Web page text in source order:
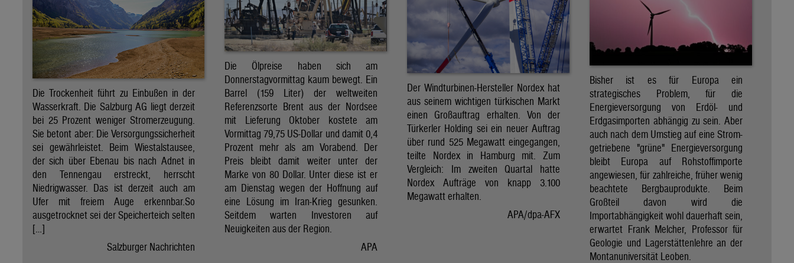
Die Trockenheit führt zu Einbußen in der
Wasserkraft. Die Salzburg AG liegt derzeit
bei 25 Prozent weniger Stromerzeugung.
Sie betont aber: Die Versorgungssicherheit
sei gewährleistet. Beim Wiestalstausee,
der sich über Ebenau bis nach Adnet in
den Tennengau erstreckt, herrscht
Niedrigwasser. Das ist derzeit auch am
Ufer mit freiem Auge erkennbar.So
ausgetrocknet sei der Speicherteich selten
[…]
Salzburger Nachrichten
Die Ölpreise haben sich am
Donnerstagvormittag kaum bewegt. Ein
Barrel (159 Liter) der weltweiten
Referenzsorte Brent aus der Nordsee
mit Lieferung Oktober kostete am
Vormittag 79,75 US-Dollar und damit 0,4
Prozent mehr als am Vorabend. Der
Preis bleibt damit weiter unter der
Marke von 80 Dollar. Unter diese ist er
am Dienstag wegen der Hoffnung auf
eine Lösung im Iran-Krieg gesunken.
Seitdem warten Investoren auf
Neuigkeiten aus der Region.
APA
Der Windturbinen-Hersteller Nordex hat
aus seinem wichtigen türkischen Markt
einen Großauftrag erhalten. Von der
Türkerler Holding sei ein neuer Auftrag
über rund 525 Megawatt eingegangen,
teilte Nordex in Hamburg mit. Zum
Vergleich: Im zweiten Quartal hatte
Nordex Aufträge von knapp 3.100
Megawatt erhalten.
APA/dpa-AFX
Bisher ist es für Europa ein
strategisches Problem, für die
Energieversorgung von Erdöl- und
Erdgasimporten abhängig zu sein. Aber
auch nach dem Umstieg auf eine Strom-
getriebene "grüne" Energieversorgung
bleibt Europa auf Rohstoffimporte
angewiesen, für zahlreiche, früher wenig
beachtete Bergbauprodukte. Beim
Großteil davon wird die
Importabhängigkeit wohl dauerhaft sein,
erwartet Frank Melcher, Professor für
Geologie und Lagerstättenlehre an der
Montanuniversität Leoben.